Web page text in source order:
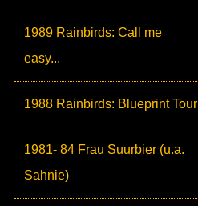
1989 Rainbirds: Call me
easy...
1988 Rainbirds: Blueprint Tour
1981- 84 Frau Suurbier (u.a.
Sahnie)